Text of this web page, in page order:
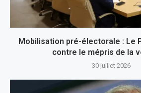
Mobilisation pré-électorale : Le
contre le mépris de la
30 juillet 2026